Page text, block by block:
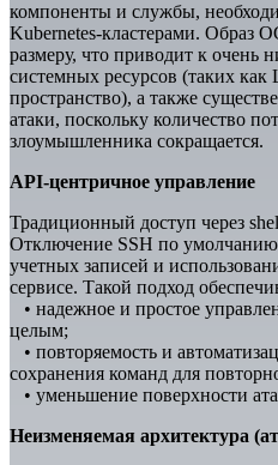
компоненты и службы,
Kubernetes-кластерами. Образ
размеру, что приводит к очень
системных ресурсов (таких
пространство), а также
атаки, поскольку количество
злоумышленника сокращается.
API-центричное управление
Традиционный доступ через
Отключение SSH по
учетных записей и
сервисе. Такой подход
• надежное и простое
целым;
• повторяемость и
сохранения команд для
• уменьшение поверхности
Неизменяемая архитектура